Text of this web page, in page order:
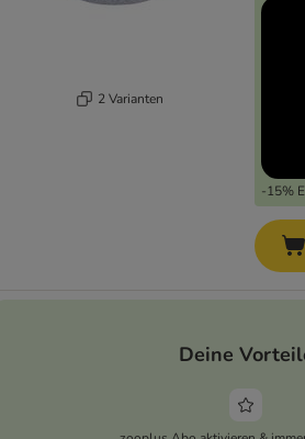
2 Varianten
-15%
Deine